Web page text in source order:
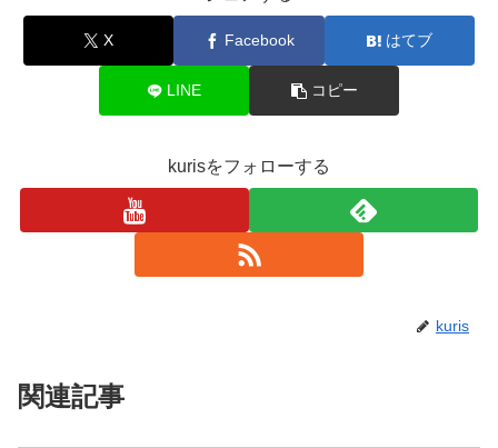
X Facebook はてブ
LINE コピー
kurisをフォローする
kuris
関連記事